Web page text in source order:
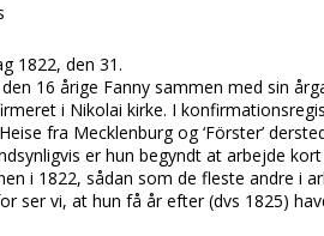
1822, den 31.
16 årige Fanny sammen med sin
i Nikolai kirke. I
fra Mecklenburg og ‘Förster’
er hun begyndt at arbejde
i 1822, sådan som de fleste andre i
ser vi, at hun få år efter (dvs 1825)